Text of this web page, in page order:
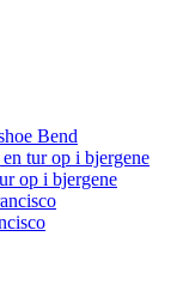
Bend
tur op i bjergene
op i bjergene